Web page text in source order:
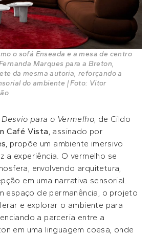
o sofá Enseada e a mesa de centro
Marques para a Breton,
da mesma autoria, reforçando a
do ambiente | Foto: Vitor
Desvio para o Vermelho , de Cildo
Café Vista , assinado por
, propõe um ambiente imersivo
a experiência. O vermelho se
envolvendo arquitetura,
em uma narrativa sensorial.
espaço de permanência, o projeto
e explorar o ambiente para
a parceria entre a
em uma linguagem coesa, onde